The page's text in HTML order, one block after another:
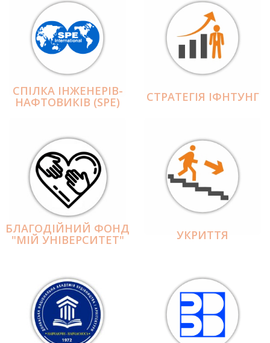
СПІЛКА ІНЖЕНЕРІВ-
НАФТОВИКІВ (SPE) СТРАТЕГІЯ ІФНТУНГ
БЛАГОДІЙНИЙ ФОНД
"МІЙ УНІВЕРСИТЕТ" УКРИТТЯ